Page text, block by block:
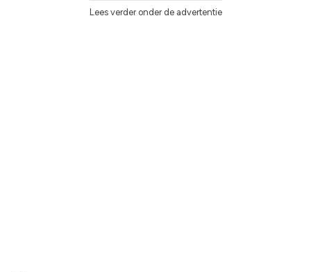
Lees verder onder de advertentie